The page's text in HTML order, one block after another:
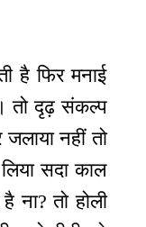
है फिर मनाई
तो दृढ़ संकल्प
नहीं तो
सदा काल
ना? तो होली